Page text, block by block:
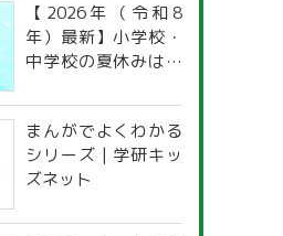
【2026年（令和8
年）最新】小学校・
中学校の夏休みはい
道府県別「夏季休暇
一覧」
まんがでよくわかる
シリーズ | 学研キッ
ズネット